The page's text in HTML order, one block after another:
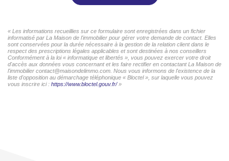
« Les informations recueillies sur ce formulaire sont enregistrées dans un fichier
informatisé par La Maison de l'immobilier pour gérer votre demande de contact. Elles
sont conservées pour la durée nécessaire à la gestion de la relation client dans le
respect des prescriptions légales applicables et sont destinées à nos conseillers
Conformément à la loi « informatique et libertés », vous pouvez exercer votre droit
d'accès aux données vous concernant et les faire rectifier en contactant La Maison de
l'immobilier contact@maisondelimmo.com. Nous vous informons de l'existence de la
liste d'opposition au démarchage téléphonique « Bloctel », sur laquelle vous pouvez
vous inscrire ici : https://www.bloctel.gouv.fr/»